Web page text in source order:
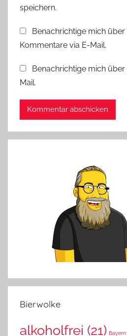
speichern.
Benachrichtige mich
Kommentare via E-Mail.
Benachrichtige mich
Mail.
Bierwolke
alkoholfrei (21) Bayern